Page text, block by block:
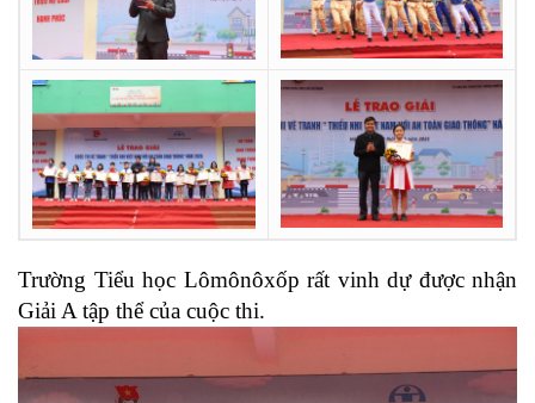
Trường Tiểu học Lômônôxốp rất vinh dự được nhận
Giải A tập thể của cuộc thi.